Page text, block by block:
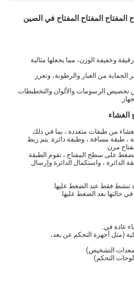
المفتاح المفتاح المفتاح في الصين
وخفيفة الوزن، مما يجعلها مثالية
الحماية من الغبار والرطوبة، وتعزز
تخصيص الرسومات والألوان والتخطيطات
الغشاء
من طبقات متعددة ، بما في ذلك
، طبقة مسافة ، وطبقة دائرة. يتم ربط
مرن.
على سطح المفتاح ، تقوم الطبقة
الدائرة ، واستكمال الدائرة وإرسال
تنشط فقط عند الضغط عليها.
حالتها بعد الضغط عليها.
عادة في:
(مثل أجهزة التحكم عن بعد،
معدات التشخيص)
التحكم)